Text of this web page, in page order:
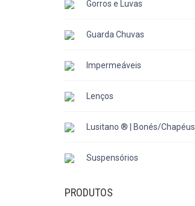
Gorros e Luvas
Guarda Chuvas
Impermeáveis
Lenços
Lusitano ® | Bonés/Chapéus
Suspensórios
PRODUTOS